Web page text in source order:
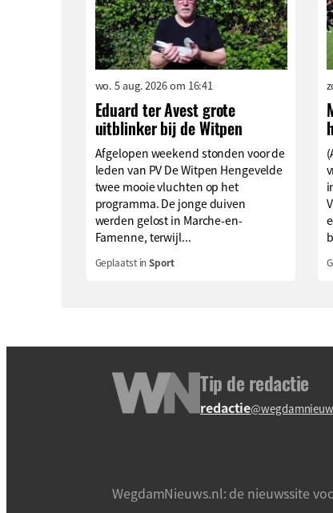
wo. 5 aug. 2026 om 16:41
Eduard ter Avest grote
uitblinker bij de Witpen
Afgelopen weekend stonden voor de
leden van PV De Witpen Hengevelde
twee mooie vluchten op het
programma. De jonge duiven
werden gelost in Marche-en-
Famenne, terwijl...
Geplaatst inSport
Tip de redactie
redactie
WegdamNieuws.nl: de nieuwssite